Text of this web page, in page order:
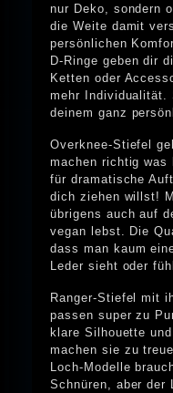
nur Deko, sondern
die Weite damit
persönlichen
D-Ringe geben dir
Ketten oder
mehr Individualität.
deinem ganz
Overknee-Stiefel
machen richtig
für dramatische
dich ziehen willst!
übrigens auch auf
vegan lebst. Die
dass man kaum
Leder sieht oder
Ranger-Stiefel mit
passen super zu
klare Silhouette
machen sie zu
Loch-Modelle
Schnüren, aber der